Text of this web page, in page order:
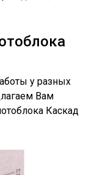
у разных
Вам
Каскад